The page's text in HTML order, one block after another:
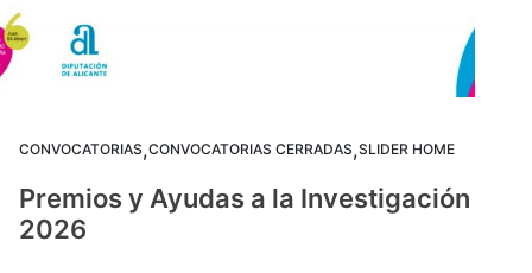
CONVOCATORIAS,CONVOCATORIAS CERRADAS,SLIDER HOME
Premios y Ayudas a la Investigación
2026